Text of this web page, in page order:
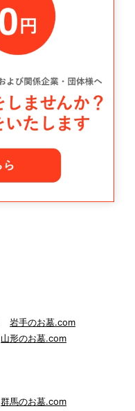
岩手のお墓.com
山形のお墓.com
群馬のお墓.com